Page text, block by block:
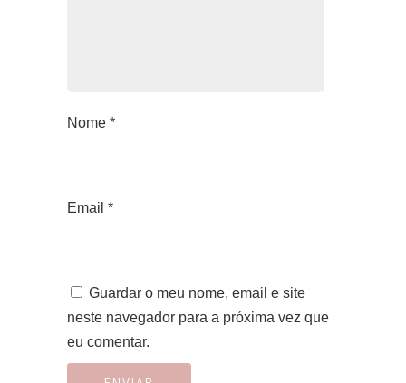
Nome *
Email *
Guardar o meu nome, email e site
neste navegador para a próxima vez que
eu comentar.